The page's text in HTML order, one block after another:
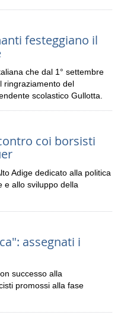
festeggiano il
che dal 1° settembre
ringraziamento del
scolastico Gullotta.
coi borsisti
Adige dedicato alla politica
e allo sviluppo della
assegnati i
successo alla
promossi alla fase